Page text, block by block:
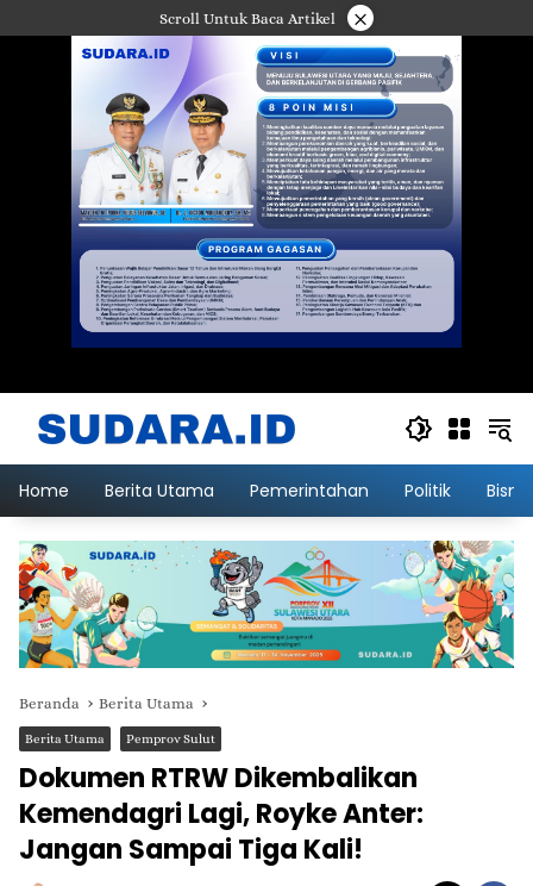
ke
Scroll Untuk Baca Artikel ×
Home Berita Utama Pemerintahan Politik
Beranda Berita Utama
Berita Utama Pemprov Sulut
Dokumen RTRW Dikembalikan
Kemendagri Lagi, Royke Anter:
Jangan Sampai Tiga Kali!